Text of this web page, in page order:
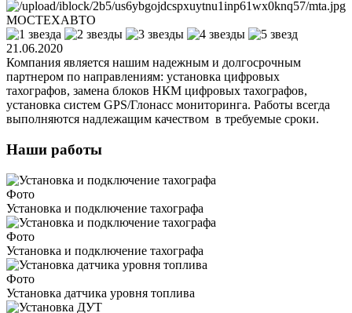
МОСТЕХАВТО
21.06.2020
Компания является нашим надежным и долгосрочным
партнером по направлениям: установка цифровых
тахографов, замена блоков НКМ цифровых тахографов,
установка систем GPS/Глонасс мониторинга. Работы всегда
выполняются надлежащим качеством в требуемые сроки.
Наши работы
Фото
Установка и подключение тахографа
Фото
Установка и подключение тахографа
Фото
Установка датчика уровня топлива